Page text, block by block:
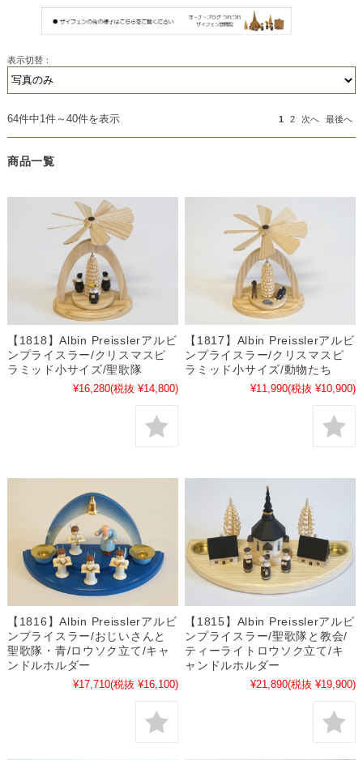
表示切替：
64件中1件～40件を表示 1 2 次へ 最後へ
商品一覧
【1818】Albin Preisslerアルビ
ンプライスラー/クリスマスピ
ラミッド小サイズ/聖歌隊
¥16,280(税抜 ¥14,800)
【1817】Albin Preisslerアルビ
ンプライスラー/クリスマスピ
ラミッド小サイズ/動物たち
¥11,990(税抜 ¥10,900)
【1816】Albin Preisslerアルビ
ンプライスラー/おじいさんと
聖歌隊・青/ロウソク立て/キャ
ンドルホルダー
¥17,710(税抜 ¥16,100)
【1815】Albin Preisslerアルビ
ンプライスラー/聖歌隊と教会/
ティーライトロウソク立て/キ
ャンドルホルダー
¥21,890(税抜 ¥19,900)